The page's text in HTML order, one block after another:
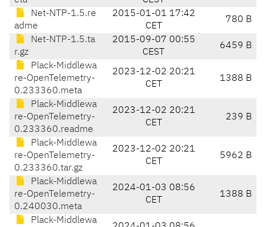
Net-NTP-1.5.re
adme
2015-01-01 17:42
CET
780 B
Net-NTP-1.5.ta
r.gz
2015-09-07 00:55
CEST
6459 B
Plack-Middlewa
re-OpenTelemetry-
0.233360.meta
2023-12-02 20:21
CET
1388 B
Plack-Middlewa
re-OpenTelemetry-
0.233360.readme
2023-12-02 20:21
CET
239 B
Plack-Middlewa
re-OpenTelemetry-
0.233360.tar.gz
2023-12-02 20:21
CET
5962 B
Plack-Middlewa
re-OpenTelemetry-
0.240030.meta
2024-01-03 08:56
CET
1388 B
Plack-Middlewa